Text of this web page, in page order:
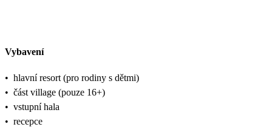
Vybavení
• hlavní resort (pro rodiny s dětmi)
• část village (pouze 16+)
• vstupní hala
• recepce